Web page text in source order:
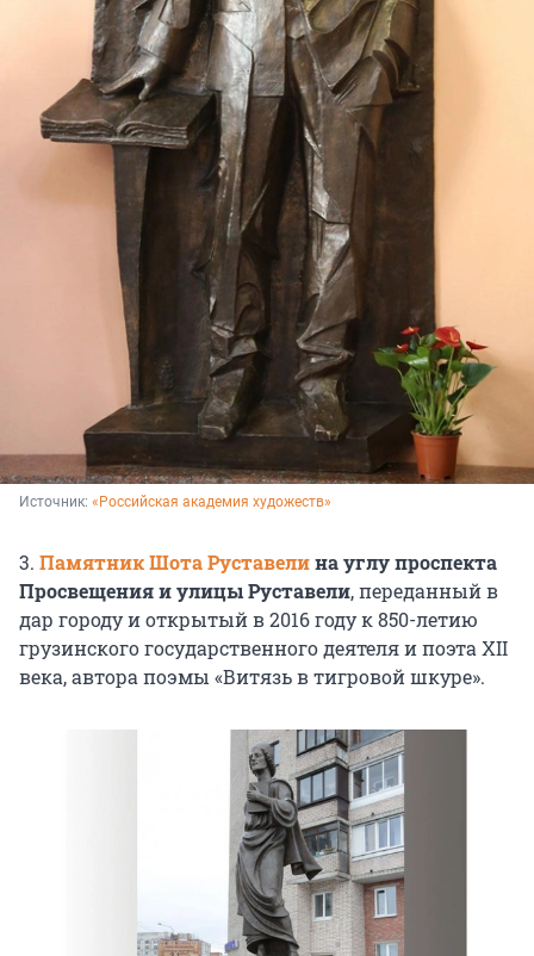
Источник: «Российская академия художеств»
3. Памятник Шота Руставелина углу проспекта
Просвещения и улицы Руставели, переданный в
дар городу и открытый в 2016 году к 850-летию
грузинского государственного деятеля и поэта XII
века, автора поэмы «Витязь в тигровой шкуре».